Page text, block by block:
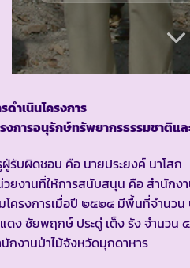
ดำเนินโครงการ
งการอนุรักษ์ทรัพยากรธรรมชาติแ
รับผิดชอบ คือ นายประยงค์ นาโสก
ยงานที่ให้การสนับสนุน คือ สำนักง
โครงการเมื่อปี ๒๕๒๔ มีพื้นที่จำนวน
ดง ชัยพฤกษ์ ประดู่ เต็ง รัง จำนวน
กงานป่าไม้จังหวัดมุกดาหาร